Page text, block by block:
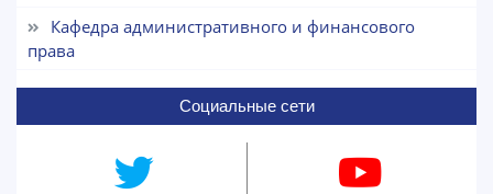
Кафедра административного и финансового
права
Социальные сети